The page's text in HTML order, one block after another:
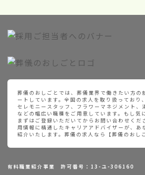
葬儀のおしごとでは、葬儀業界で働きたい方の
ートしています。全国の求人を取り扱っており
セレモニースタッフ、フラワーマネジメント、
などの幅広い職種をご用意しています。もし気
まずはご登録いただいてからお問い合わせくだ
用情報に精通したキャリアアドバイザーが、あ
紹介いたします。葬儀の求人なら【葬儀のおし
有料職業紹介事業 許可番号：13-ユ-306160